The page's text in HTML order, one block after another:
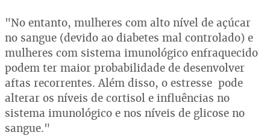
"No entanto, mulheres com alto nível de açúcar
no sangue (devido ao diabetes mal controlado) e
mulheres com sistema imunológico enfraquecido
podem ter maior probabilidade de desenvolver
aftas recorrentes. Além disso, o estresse pode
alterar os níveis de cortisol e influências no
sistema imunológico e nos níveis de glicose no
sangue."